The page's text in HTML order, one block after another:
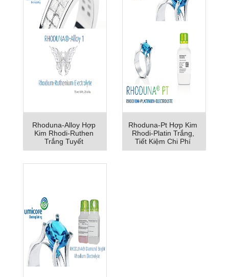
Rhoduna-Alloy Hợp
Kim Rhodi-Ruthen
Trắng Tuyết
Rhoduna-Pt Hợp Kim
Rhodi-Platin Trắng,
Tiết Kiệm Chi Phí